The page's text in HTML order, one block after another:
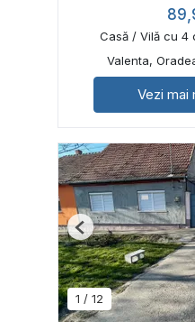
Casă / Vilă cu 4
Valenta,
Vezi mai
1 / 12
Previous